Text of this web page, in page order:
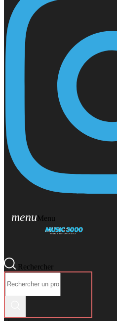
menuMenu
Rechercher